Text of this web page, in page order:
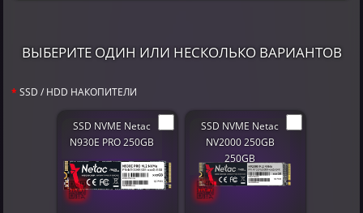
ВЫБЕРИТЕ ОДИН ИЛИ НЕСКОЛЬКО ВАРИАНТОВ
SSD / HDD НАКОПИТЕЛИ
SSD NVME Netac
N930E PRO 250GB
SSD NVME Netac
NV2000 250GB
250GB